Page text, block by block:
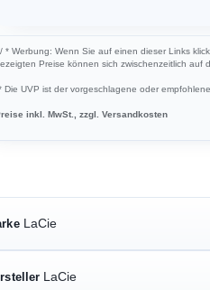
/ * Werbung: Wenn Sie auf einen dieser Links
Preise können sich zwischenzeitlich auf
Die UVP ist der vorgeschlagene oder
inkl. MwSt., zzgl. Versandkosten
LaCie
LaCie